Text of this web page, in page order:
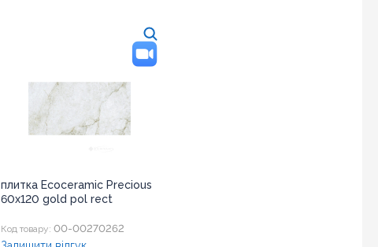
плитка Ecoceramic Precious
60x120 gold pol rect
Код товару: 00-00270262